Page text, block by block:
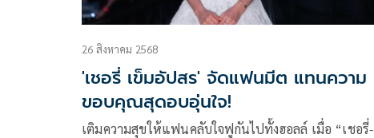
26 สิงหาคม 2568
'เชอรี่ เข็มอัปสร' จัดแฟนมีต แทนความ
ขอบคุณสุดอบอุ่นใจ!
เติมความสุขให้แฟนคลับใจฟูกันไปทั้งฮอลล์ เมื่อ “เชอรี่-